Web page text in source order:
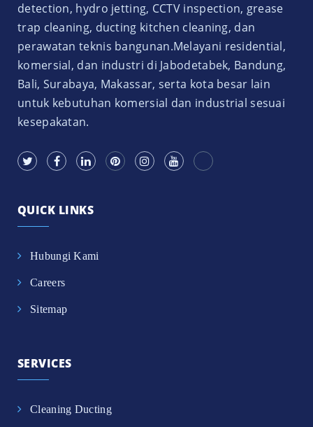
detection, hydro jetting, CCTV inspection, grease
trap cleaning, ducting kitchen cleaning, dan
perawatan teknis bangunan.Melayani residential,
komersial, dan industri di Jabodetabek, Bandung,
Bali, Surabaya, Makassar, serta kota besar lain
untuk kebutuhan komersial dan industrial sesuai
kesepakatan.
QUICK LINKS
Hubungi Kami
Careers
Sitemap
SERVICES
Cleaning Ducting